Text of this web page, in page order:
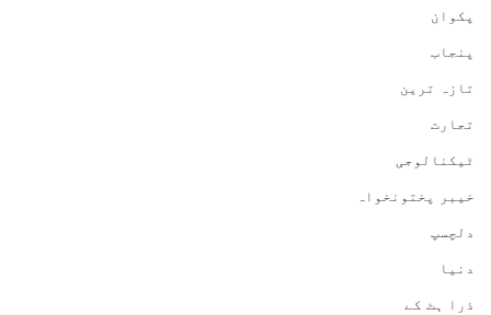
پکوان
پنجاب
تازہ ترین
تجارت
ٹیکنالوجی
خیبر پختونخواہ
دلچسپ
دنیا
ذرا ہٹ کے